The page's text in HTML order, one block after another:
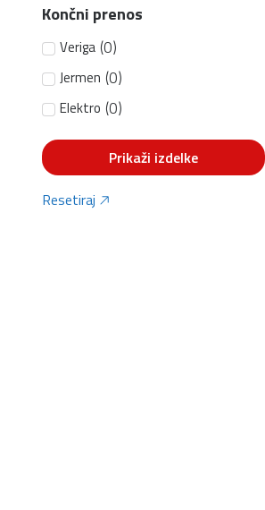
Končni prenos
Veriga (0)
Jermen (0)
Elektro (0)
Prikaži izdelke
Resetiraj